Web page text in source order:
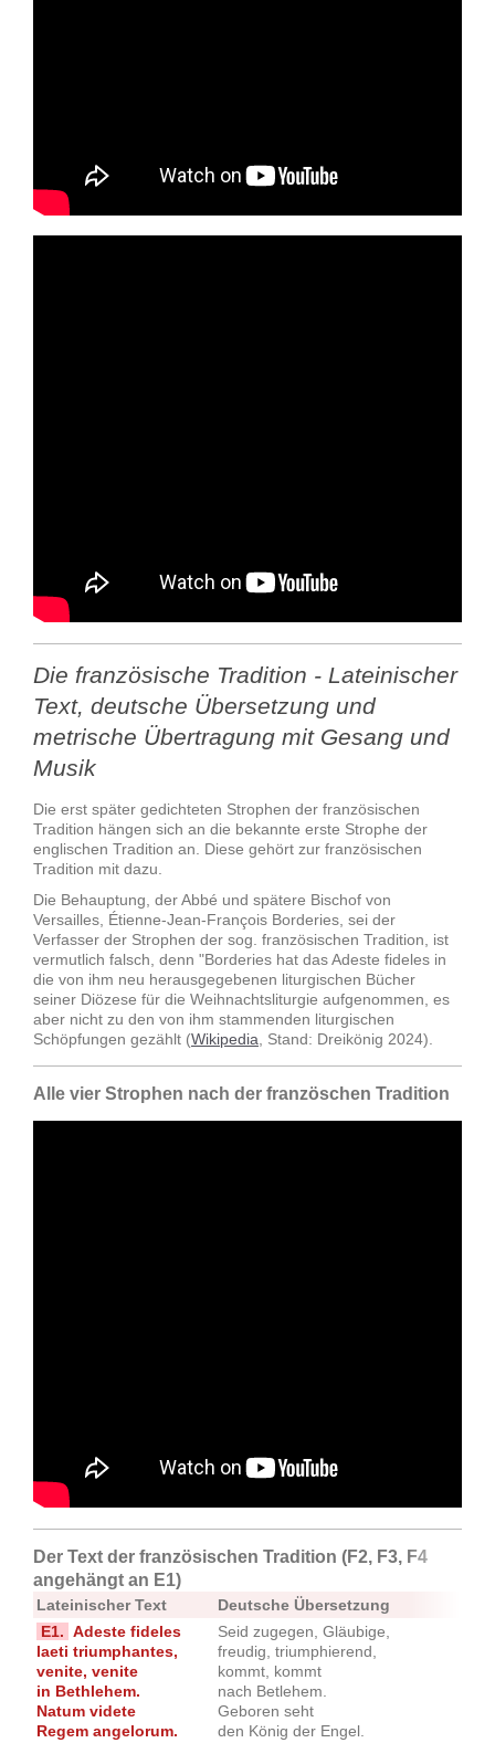
Die französische Tradition - Lateinischer
Text, deutsche Übersetzung und
metrische Übertragung mit Gesang und
Musik
Die erst später gedichteten Strophen der französischen
Tradition hängen sich an die bekannte erste Strophe der
englischen Tradition an. Diese gehört zur französischen
Tradition mit dazu.
Die Behauptung, der Abbé und spätere Bischof von
Versailles, Étienne-Jean-François Borderies, sei der
Verfasser der Strophen der sog. französischen Tradition, ist
vermutlich falsch, denn "Borderies hat das Adeste fideles in
die von ihm neu herausgegebenen liturgischen Bücher
seiner Diözese für die Weihnachtsliturgie aufgenommen, es
aber nicht zu den von ihm stammenden liturgischen
Schöpfungen gezählt (Wikipedia , Stand: Dreikönig 2024).
Alle vier Strophen nach der französchen Tradition
Der Text der französischen Tradition (F2, F3, F4
angehängt an E1)
Lateinischer Text Deutsche Übersetzung
E1. Adeste fideles
laeti triumphantes,
venite, venite
in Bethlehem.
Natum videte
Regem angelorum.
Seid zugegen, Gläubige,
freudig, triumphierend,
kommt, kommt
nach Betlehem.
Geboren seht
den König der Engel.